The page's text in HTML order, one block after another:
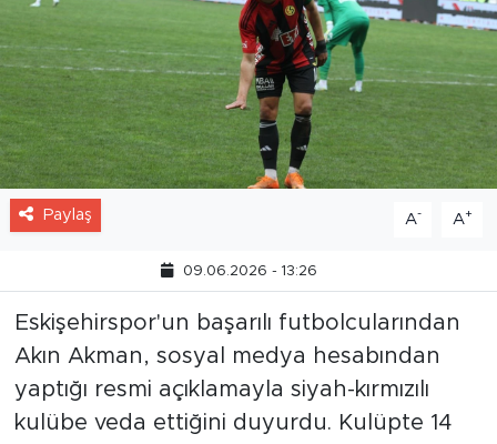
Paylaş A- A+
09.06.2026 - 13:26
Eskişehirspor'un başarılı futbolcularından
Akın Akman, sosyal medya hesabından
yaptığı resmi açıklamayla siyah-kırmızılı
kulübe veda ettiğini duyurdu. Kulüpte 14